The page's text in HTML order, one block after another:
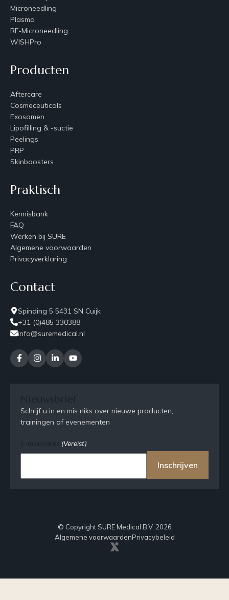
Microneedling
Plasma
RF-Microneedling
WISHPro
Producten
Aftercare
Cosmeceuticals
Exosomen
Lipofilling & -suctie
Peelings
PRP
Skinboosters
Praktisch
Kennisbank
FAQ
Werken bij SURE
Algemene voorwaarden
Privacyverklaring
Contact
Spinding 5 5431 SN Cuijk
+31 (0)485 330388
info@suremedical.nl
Schrijf u in en mis niks over nieuwe producten,
trainingen of evenementen
(Vereist)
Inschrijven
© Copyright SURE Medical B.V. 2026
Algemene voorwaardenPrivacybeleid